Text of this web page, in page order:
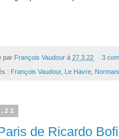
par François Vaudour à 27.3.22 3
: François Vaudour, Le Havre
de Ricardo